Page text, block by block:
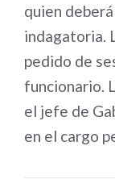
quien
indagatoria.
pedido de
funcionario.
el jefe de
en el cargo